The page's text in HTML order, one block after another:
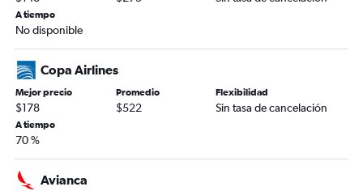
A tiempo
No disponible
Copa Airlines
Mejor precio
$178
Promedio
$522
Flexibilidad
Sin tasa de cancelación
A tiempo
70 %
Avianca